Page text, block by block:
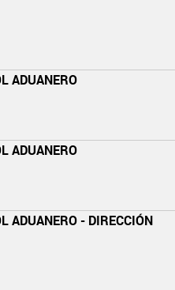
ADUANERO
ADUANERO
ADUANERO - DIRECCIÓN